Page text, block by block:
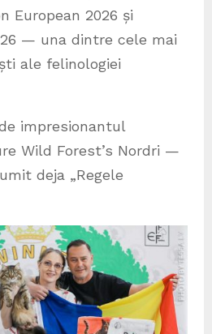
European 2026 și
— una dintre cele mai
ale felinologiei
impresionantul
Wild Forest’s Nordri —
deja „Regele